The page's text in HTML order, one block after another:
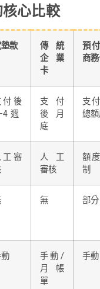
核心比較
款
傳統
企業
卡
預
商
付後
週
支付
後月
底
支
總
工審
人工
審核
額
制
無 部分
手動/
月帳
單
手動